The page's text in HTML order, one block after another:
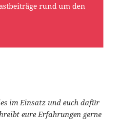
rund um den
im Einsatz und euch dafür
eure Erfahrungen gerne